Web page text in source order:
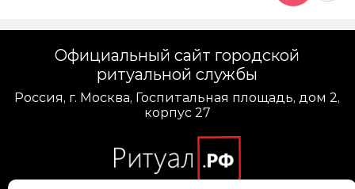
Официальный сайт городской
ритуальной службы
Россия, г. Москва, Госпитальная площадь, дом 2,
корпус 27